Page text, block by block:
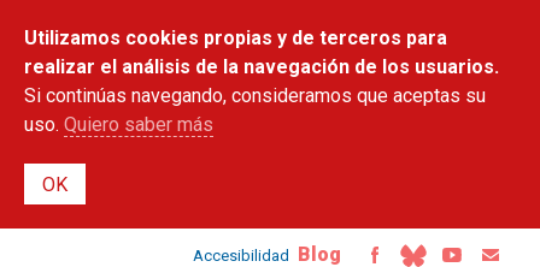
contenido
principal
Utilizamos cookies propias y de terceros para
realizar el análisis de la navegación de los usuarios.
Si continúas navegando, consideramos que aceptas su
uso. Quiero saber más
Accesibilidad Blog